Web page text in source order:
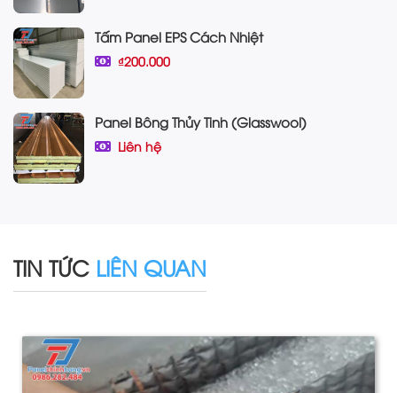
Tấm Panel EPS Cách Nhiệt
₫200.000
Panel Bông Thủy Tinh (Glasswool)
Liên hệ
TIN TỨC LIÊN QUAN